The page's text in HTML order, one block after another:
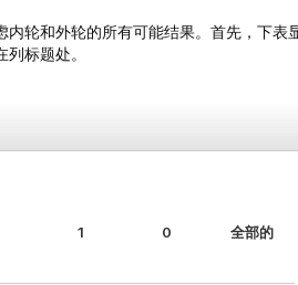
轮和外轮的所有可能结果。首先，下表
标题处。
1 0 全部的